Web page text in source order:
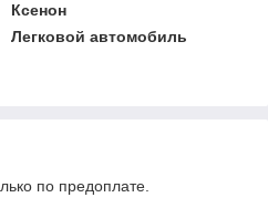
Ксенон
Легковой автомобиль
по предоплате.